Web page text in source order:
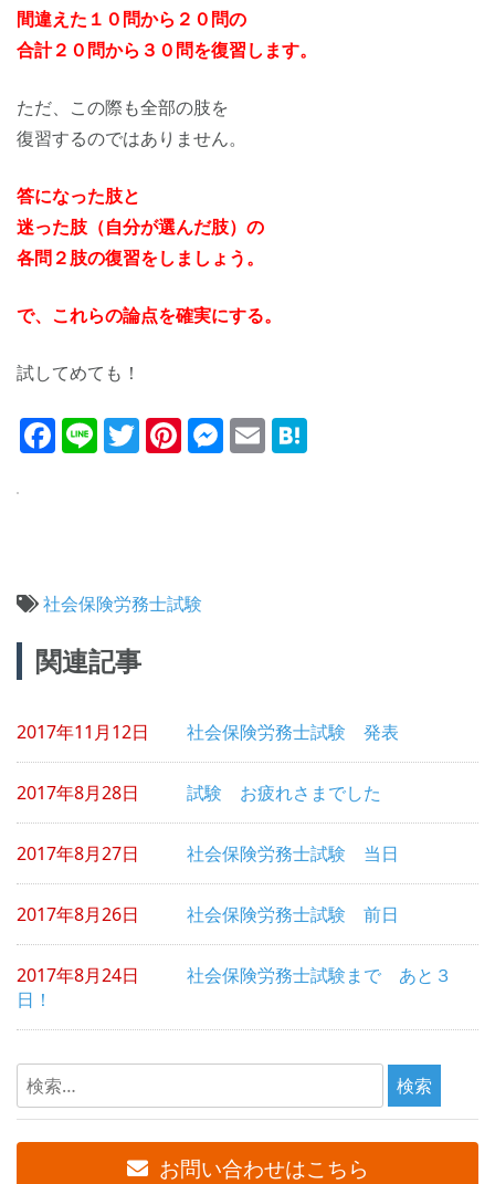
間違えた１０問から２０問の
合計２０問から３０問を復習します。
ただ、この際も全部の肢を
復習するのではありません。
答になった肢と
迷った肢（自分が選んだ肢）の
各問２肢の復習をしましょう。
で、これらの論点を確実にする。
試してめても！
Facebook
LineTwitter
Pinterest
Messenger
Email
社会保険労務士試験
投
稿
ビ
ゲ
ー
シ
ョ
ン
関連記事
2017年11月12日 社会保険労務士試験 発表
2017年8月28日 試験 お疲れさまでした
2017年8月27日 社会保険労務士試験 当日
2017年8月26日 社会保険労務士試験 前日
2017年8月24日
社会保険労務士試験まで あと３
日！
検
索:
お問い合わせはこちら